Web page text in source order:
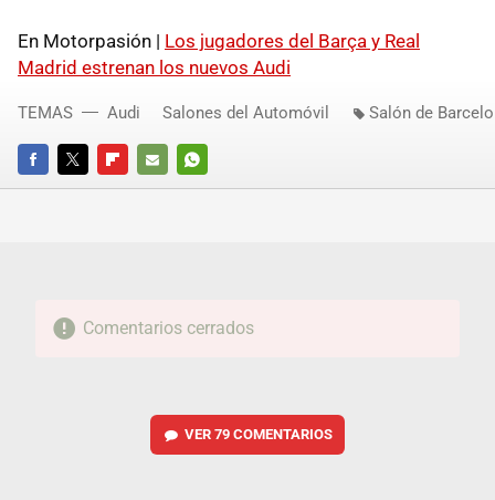
En Motorpasión | Los jugadores del Barça y Real
Madrid estrenan los nuevos Audi
FACEBOOKTWITTERFLIPBOARD
E-
WHATSAPP
TEMAS Audi Salones del Automóvil Salón de
Comentarios cerrados
VER 79 COMENTARIOS